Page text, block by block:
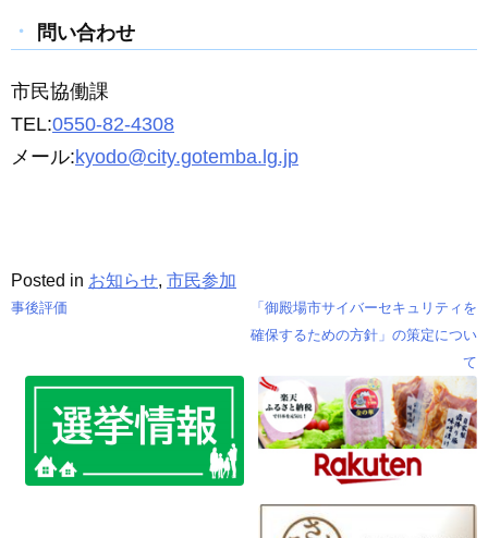
問い合わせ
市民協働課
TEL:0550-82-4308
メール:kyodo@city.gotemba.lg.jp
Posted in お知らせ, 市民参加
稿
事後評価
「御殿場市サイバーセキュリティを
確保するための方針」の策定につい
て